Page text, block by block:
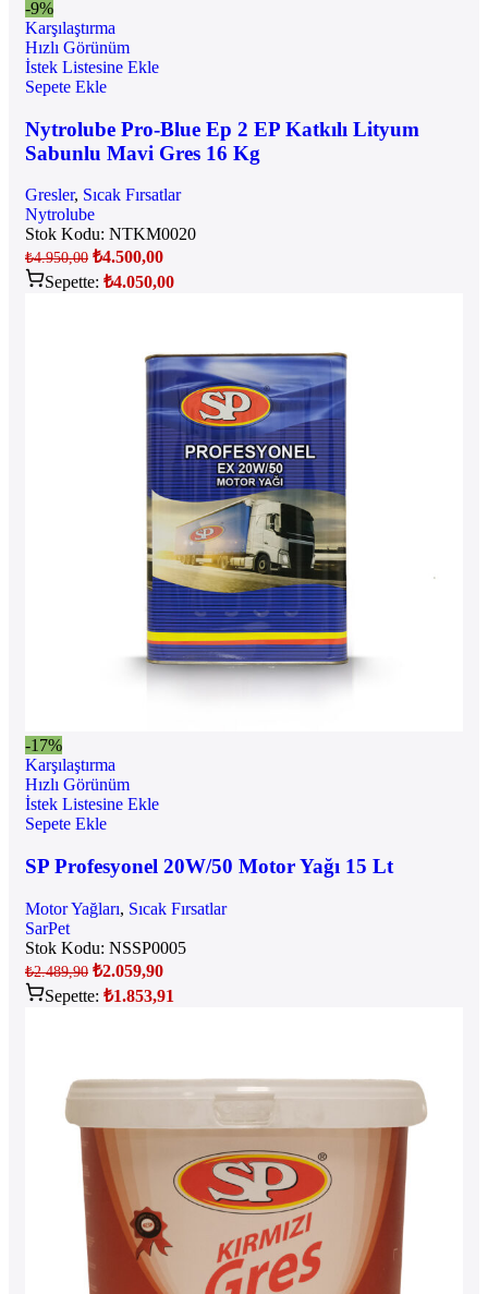
-9%
Karşılaştırma
Hızlı Görünüm
İstek Listesine Ekle
Sepete Ekle
Nytrolube Pro-Blue Ep 2 EP Katkılı Lityum
Sabunlu Mavi Gres 16 Kg
Gresler, Sıcak Fırsatlar
Nytrolube
Stok Kodu: NTKM0020
₺4.950,00 ₺4.500,00
Sepette: ₺4.050,00
-17%
Karşılaştırma
Hızlı Görünüm
İstek Listesine Ekle
Sepete Ekle
SP Profesyonel 20W/50 Motor Yağı 15 Lt
Motor Yağları, Sıcak Fırsatlar
SarPet
Stok Kodu: NSSP0005
₺2.489,90 ₺2.059,90
Sepette: ₺1.853,91